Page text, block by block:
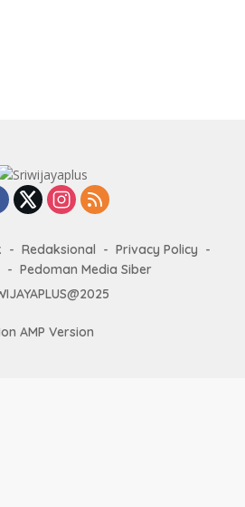
Redaksional
Privacy Policy
Pedoman Media Siber
AMP Version